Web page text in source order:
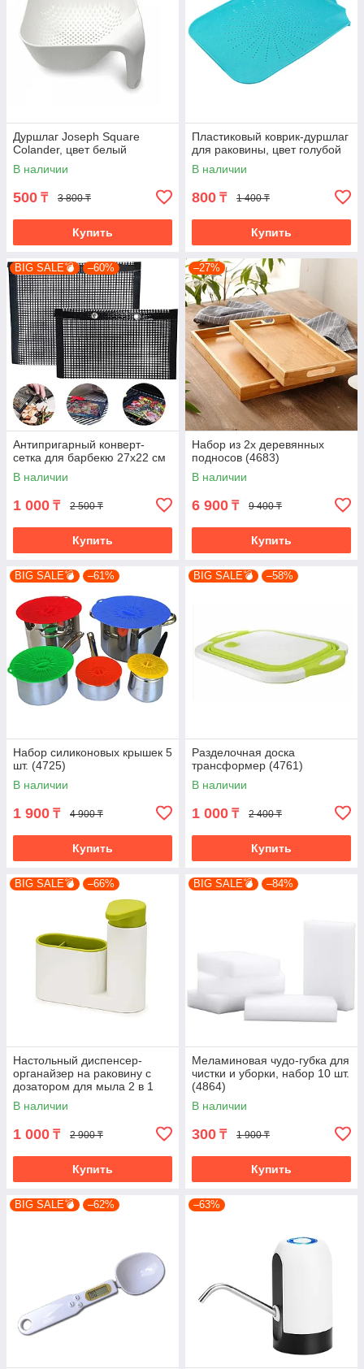
Дуршлаг Joseph Square
Colander, цвет белый
В наличии
500 ₸ 3 800 ₸
Купить
Пластиковый коврик-дуршлаг
для раковины, цвет голубой
В наличии
800 ₸ 1 400 ₸
Купить
BIG SALE💣 –60%
Антипригарный конверт-
сетка для барбекю 27x22 см
В наличии
1 000 ₸ 2 500 ₸
Купить
–27%
Набор из 2х деревянных
подносов (4683)
В наличии
6 900 ₸ 9 400 ₸
Купить
BIG SALE💣 –61%
Набор силиконовых крышек 5
шт. (4725)
В наличии
1 900 ₸ 4 900 ₸
Купить
BIG SALE💣 –58%
Разделочная доска
трансформер (4761)
В наличии
1 000 ₸ 2 400 ₸
Купить
BIG SALE💣 –66%
Настольный диспенсер-
органайзер на раковину с
дозатором для мыла 2 в 1
(4846)
В наличии
1 000 ₸ 2 900 ₸
Купить
BIG SALE💣 –84%
Меламиновая чудо-губка для
чистки и уборки, набор 10 шт.
(4864)
В наличии
300 ₸ 1 900 ₸
Купить
BIG SALE💣 –62% –63%